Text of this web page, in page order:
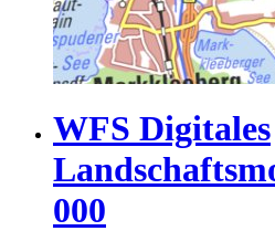
WFS Digitales
000